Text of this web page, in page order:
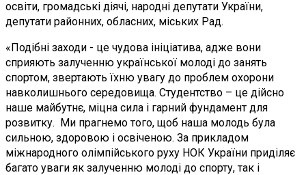
освіти, громадські діячі, народні депутати України,
депутати районних, обласних, міських Рад.
«Подібні заходи - це чудова ініціатива, адже вони
сприяють залученню української молоді до занять
спортом, звертають їхню увагу до проблем охорони
навколишнього середовища. Студентство – це дійсно
наше майбутнє, міцна сила і гарний фундамент для
розвитку. Ми прагнемо того, щоб наша молодь була
сильною, здоровою і освіченою. За прикладом
міжнародного олімпійського руху НОК України приділяє
багато уваги як залученню молоді до спорту, так і